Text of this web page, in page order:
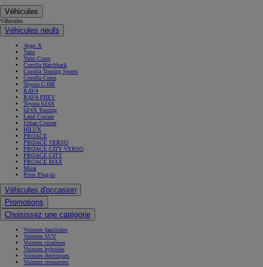
Véhicules
Véhicules
Véhicules neufs
Aygo X
Yaris
Yaris Cross
Corolla Hatchback
Corolla Touring Sports
Corolla Cross
Toyota C-HR
RAV4
RAV4 PHEV
Toyota bZ4X
bZ4X Touring
Land Cruiser
Urban Cruiser
HILUX
PROACE
PROACE VERSO
PROACE CITY VERSO
PROACE CITY
PROACE MAX
Mirai
Prius Plug-in
Véhicules d'occasion
Promotions
Choisissez une catégorie
Voitures familiales
Voitures SUV
Voitures citadines
Voitures hybrides
Voitures électriques
Voitures crossovers